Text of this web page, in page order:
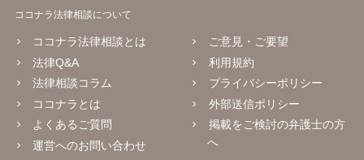
ココナラ法律相談について
ココナラ法律相談とは
法律Q&A
法律相談コラム
ココナラとは
よくあるご質問
運営へのお問い合わせ
ご意見・ご要望
利用規約
プライバシーポリシー
外部送信ポリシー
掲載をご検討の弁護士の方
へ